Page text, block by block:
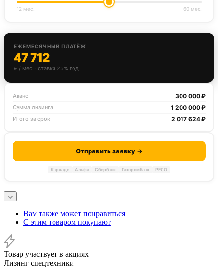
12 мес. 60 мес.
ЕЖЕМЕСЯЧНЫЙ ПЛАТЁЖ
47 712
₽ / мес. · ставка 25% год
Аванс 300 000 ₽
Сумма лизинга 1 200 000 ₽
Итого за срок 2 017 624 ₽
Отправить заявку →
Каркаде Альфа Сбербанк Газпромбанк РЕСО
Вам также может понравиться
С этим товаром покупают
Товар участвует в акциях
Лизинг спецтехники